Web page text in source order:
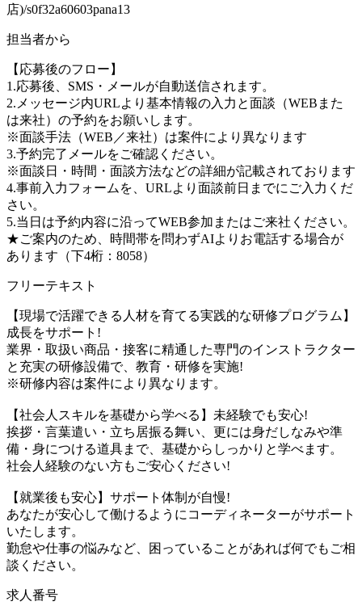
店)/s0f32a60603pana13
担当者から
【応募後のフロー】
1.応募後、SMS・メールが自動送信されます。
2.メッセージ内URLより基本情報の入力と面談（WEBまた
は来社）の予約をお願いします。
※面談手法（WEB／来社）は案件により異なります
3.予約完了メールをご確認ください。
※面談日・時間・面談方法などの詳細が記載されております
4.事前入力フォームを、URLより面談前日までにご入力くだ
さい。
5.当日は予約内容に沿ってWEB参加またはご来社ください。
★ご案内のため、時間帯を問わずAIよりお電話する場合が
あります（下4桁：8058）
フリーテキスト
【現場で活躍できる人材を育てる実践的な研修プログラム】
成長をサポート!
業界・取扱い商品・接客に精通した専門のインストラクター
と充実の研修設備で、教育・研修を実施!
※研修内容は案件により異なります。
【社会人スキルを基礎から学べる】未経験でも安心!
挨拶・言葉遣い・立ち居振る舞い、更には身だしなみや準
備・身につける道具まで、基礎からしっかりと学べます。
社会人経験のない方もご安心ください!
【就業後も安心】サポート体制が自慢!
あなたが安心して働けるようにコーディネーターがサポート
いたします。
勤怠や仕事の悩みなど、困っていることがあれば何でもご相
談ください。
求人番号